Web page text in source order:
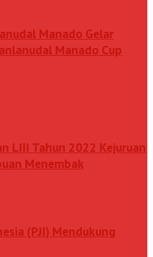
Manado Gelar
Manado Cup
LIII Tahun 2022 Kejuruan
Menembak
(PJI) Mendukung